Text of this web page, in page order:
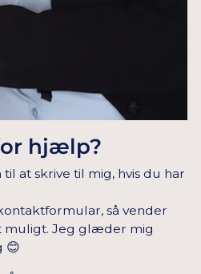
hjælp?
at skrive til mig, hvis du har
så vender
muligt. Jeg glæder mig
😊